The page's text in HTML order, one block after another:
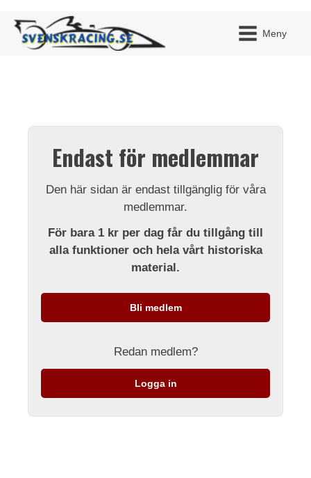
Meny
Endast för medlemmar
Den här sidan är endast tillgänglig för våra
medlemmar.
För bara 1 kr per dag får du tillgång till
alla funktioner och hela vårt historiska
material.
Bli medlem
Redan medlem?
Logga in